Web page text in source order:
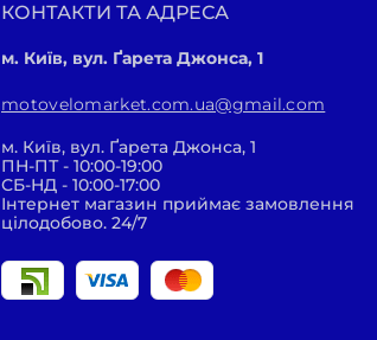
КОНТАКТИ ТА АДРЕСА
м. Київ, вул. Ґарета Джонса, 1
motovelomarket.com.ua@gmail.com
м. Київ, вул. Ґарета Джонса, 1
ПН-ПТ - 10:00-19:00
СБ-НД - 10:00-17:00
Інтернет магазин приймає замовлення
цілодобово. 24/7